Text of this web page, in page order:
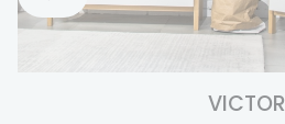
VICTOR